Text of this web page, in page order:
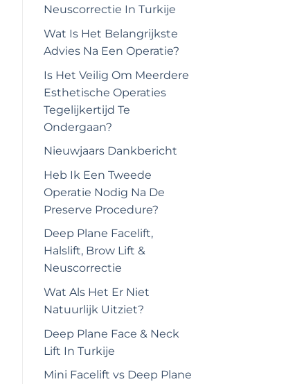
Neuscorrectie In Turkije
Wat Is Het Belangrijkste
Advies Na Een Operatie?
Is Het Veilig Om Meerdere
Esthetische Operaties
Tegelijkertijd Te
Ondergaan?
Nieuwjaars Dankbericht
Heb Ik Een Tweede
Operatie Nodig Na De
Preserve Procedure?
Deep Plane Facelift,
Halslift, Brow Lift &
Neuscorrectie
Wat Als Het Er Niet
Natuurlijk Uitziet?
Deep Plane Face & Neck
Lift In Turkije
Mini Facelift vs Deep Plane